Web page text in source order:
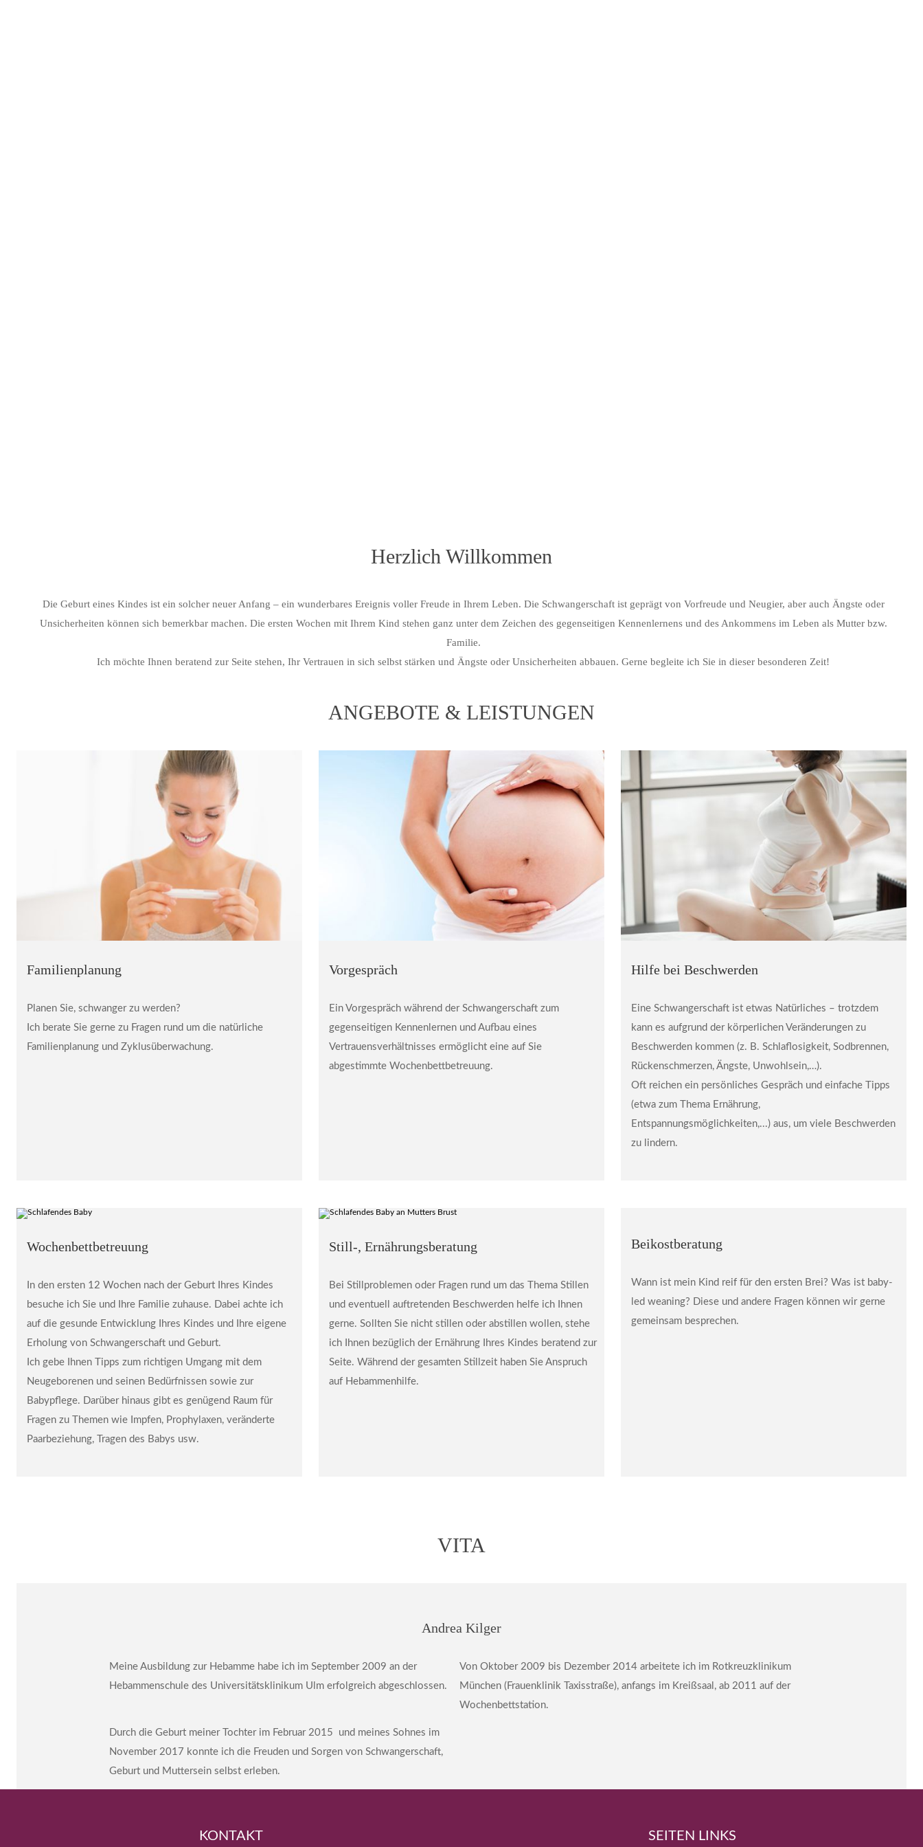
Herzlich Willkommen
Die Geburt eines Kindes ist ein solcher neuer Anfang – ein wunderbares Ereignis voller Freude in Ihrem Leben. Die Schwangerschaft ist geprägt von Vorfreude und Neugier, aber auch Ängste oder
Unsicherheiten können sich bemerkbar machen. Die ersten Wochen mit Ihrem Kind stehen ganz unter dem Zeichen des gegenseitigen Kennenlernens und des Ankommens im Leben als Mutter bzw.
Familie.
Ich möchte Ihnen beratend zur Seite stehen, Ihr Vertrauen in sich selbst stärken und Ängste oder Unsicherheiten abbauen. Gerne begleite ich Sie in dieser besonderen Zeit!
ANGEBOTE & LEISTUNGEN
Familienplanung
Planen Sie, schwanger zu werden?
Ich berate Sie gerne zu Fragen rund um die natürliche
Familienplanung und Zyklusüberwachung.
Vorgespräch
Ein Vorgespräch während der Schwangerschaft zum
gegenseitigen Kennenlernen und Aufbau eines
Vertrauensverhältnisses ermöglicht eine auf Sie
abgestimmte Wochenbettbetreuung.
Hilfe bei Beschwerden
Eine Schwangerschaft ist etwas Natürliches – trotzdem
kann es aufgrund der körperlichen Veränderungen zu
Beschwerden kommen (z. B. Schlaflosigkeit, Sodbrennen,
Rückenschmerzen, Ängste, Unwohlsein,…).
Oft reichen ein persönliches Gespräch und einfache Tipps
(etwa zum Thema Ernährung,
Entspannungsmöglichkeiten,...) aus, um viele Beschwerden
zu lindern.
Wochenbettbetreuung
In den ersten 12 Wochen nach der Geburt Ihres Kindes
besuche ich Sie und Ihre Familie zuhause. Dabei achte ich
auf die gesunde Entwicklung Ihres Kindes und Ihre eigene
Erholung von Schwangerschaft und Geburt.
Ich gebe Ihnen Tipps zum richtigen Umgang mit dem
Neugeborenen und seinen Bedürfnissen sowie zur
Babypflege. Darüber hinaus gibt es genügend Raum für
Fragen zu Themen wie Impfen, Prophylaxen, veränderte
Paarbeziehung, Tragen des Babys usw.
Still-, Ernährungsberatung
Bei Stillproblemen oder Fragen rund um das Thema Stillen
und eventuell auftretenden Beschwerden helfe ich Ihnen
gerne. Sollten Sie nicht stillen oder abstillen wollen, stehe
ich Ihnen bezüglich der Ernährung Ihres Kindes beratend zur
Seite. Während der gesamten Stillzeit haben Sie Anspruch
auf Hebammenhilfe.
Beikostberatung
Wann ist mein Kind reif für den ersten Brei? Was ist baby-
led weaning? Diese und andere Fragen können wir gerne
gemeinsam besprechen.
VITA
Andrea Kilger
Meine Ausbildung zur Hebamme habe ich im September 2009 an der
Hebammenschule des Universitätsklinikum Ulm erfolgreich abgeschlossen.
Von Oktober 2009 bis Dezember 2014 arbeitete ich im Rotkreuzklinikum
München (Frauenklinik Taxisstraße), anfangs im Kreißsaal, ab 2011 auf der
Wochenbettstation.
Durch die Geburt meiner Tochter im Februar 2015 und meines Sohnes im
November 2017 konnte ich die Freuden und Sorgen von Schwangerschaft,
Geburt und Muttersein selbst erleben.
KONTAKT SEITEN LINKS